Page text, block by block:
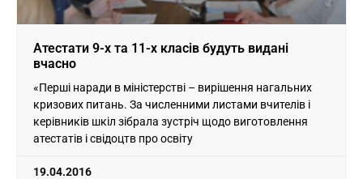
Атестати 9-х та 11-х класів будуть видані
вчасно
«Перші наради в міністерстві – вирішення нагальних
кризових питань. За численними листами вчителів і
керівників шкіл зібрала зустріч щодо виготовлення
атестатів і свідоцтв про освіту
19.04.2016